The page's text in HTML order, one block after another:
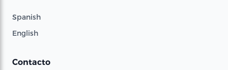
Spanish
English
Contacto